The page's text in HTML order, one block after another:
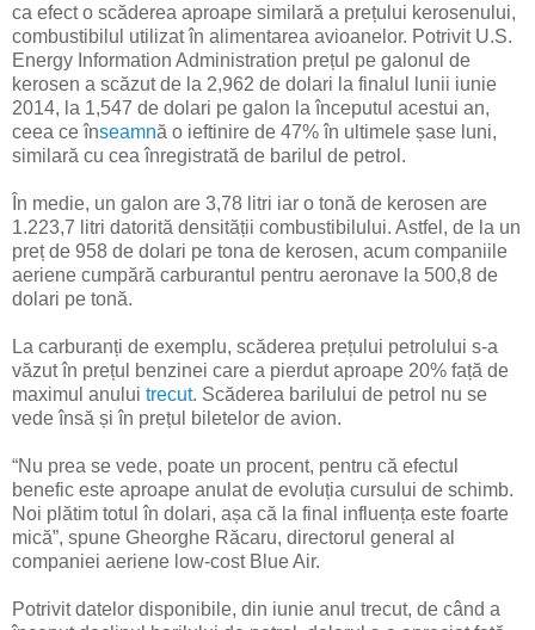
ca efect o scăderea aproape similară a prețului kerosenului,
combustibilul utilizat în alimentarea avioanelor. Potrivit U.S.
Energy Information Administration prețul pe galonul de
kerosen a scăzut de la 2,962 de dolari la finalul lunii iunie
2014, la 1,547 de dolari pe galon la începutul acestui an,
ceea ce înseamnă o ieftinire de 47% în ultimele șase luni,
similară cu cea înregistrată de barilul de petrol.
În medie, un galon are 3,78 litri iar o tonă de kerosen are
1.223,7 litri datorită densității combustibilului. Astfel, de la un
preț de 958 de dolari pe tona de kerosen, acum companiile
aeriene cumpără carburantul pentru aeronave la 500,8 de
dolari pe tonă.
La carburanți de exemplu, scăderea prețului petrolului s-a
văzut în prețul benzinei care a pierdut aproape 20% față de
maximul anului trecut. Scăderea barilului de petrol nu se
vede însă și în prețul biletelor de avion.
“Nu prea se vede, poate un procent, pentru că efectul
benefic este aproape anulat de evoluția cursului de schimb.
Noi plătim totul în dolari, așa că la final influența este foarte
mică”, spune Gheorghe Răcaru, directorul general al
companiei aeriene low-cost Blue Air.
Potrivit datelor disponibile, din iunie anul trecut, de când a